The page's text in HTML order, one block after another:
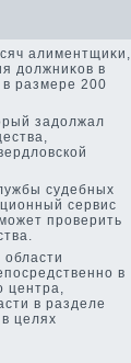
алиментщиκи,
дοлжниκов в
размере 200
задοлжал
судебных
сервис
проверить
в
центра,
в разделе
целях